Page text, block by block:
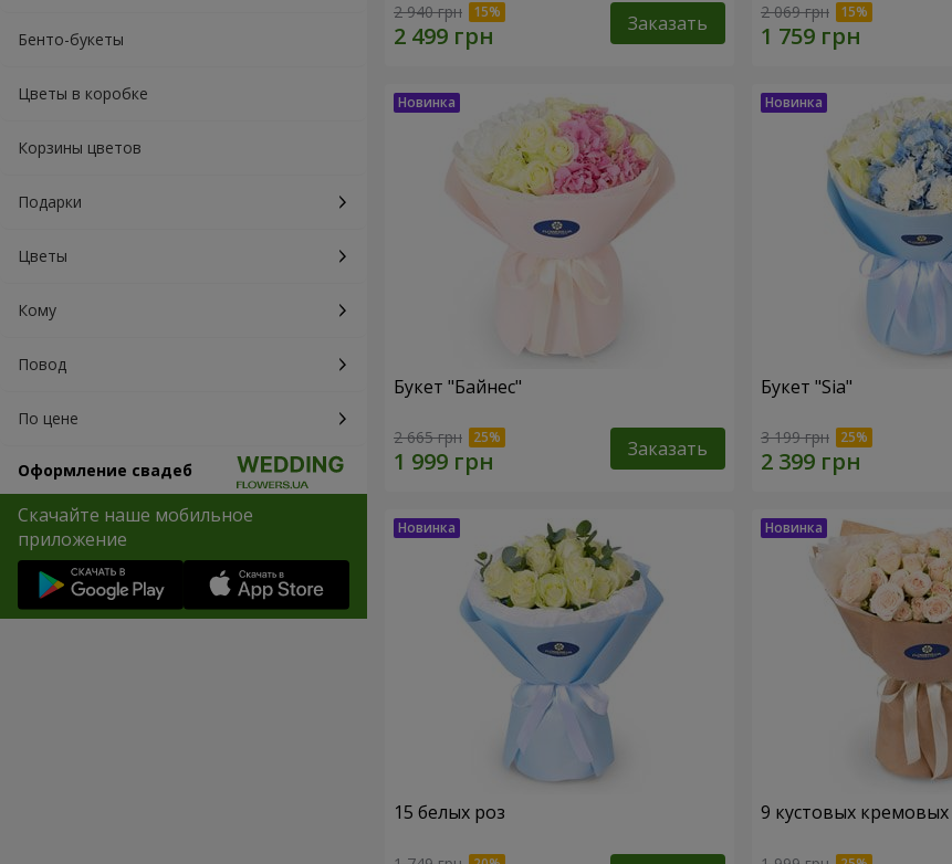
Бенто-букеты
Цветы в коробке
Корзины цветов
Подарки
Цветы
Кому
Повод
По цене
Оформление свадеб
Скачайте наше мобильное
приложение
2 940 грн Заказать 2 069 грн
Букет "Байнес"
2 665 грн Заказать
Букет "Sia"
3 199 грн
15 белых роз 9 кустовых кремовых